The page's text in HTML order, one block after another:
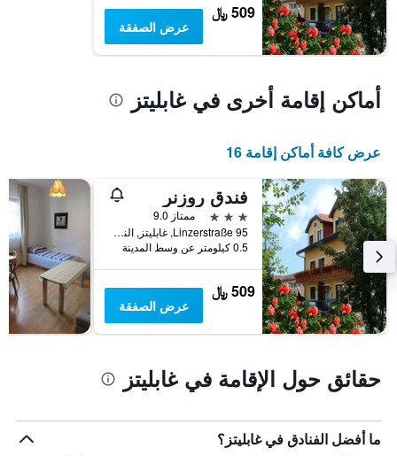
509 ﷼
عرض الصفقة
أماكن إقامة أخرى في غابليتز
عرض كافة أماكن إقامة 16
فندق روزنر
3 نجوم
ممتاز 9.0
Linzerstraße 95, غابليتز, النمسا السفلى, النمسا
0.5 كيلومتر عن وسط المدينة
509 ﷼
عرض الصفقة
حقائق حول الإقامة في غابليتز
ما أفضل الفنادق في غابليتز؟